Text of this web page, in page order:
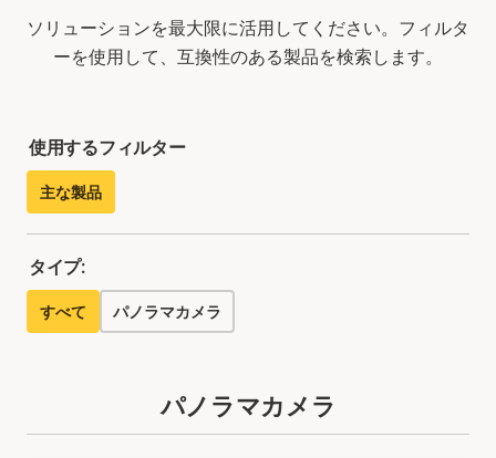
ソリューションを最大限に活用してください。フィルタ
ーを使用して、互換性のある製品を検索します。
使用するフィルター
主な製品
タイプ:
すべて パノラマカメラ
パノラマカメラ